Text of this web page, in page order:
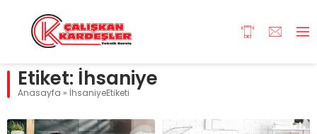
Etiket: İhsaniye
Anasayfa » İhsaniyeEtiketi